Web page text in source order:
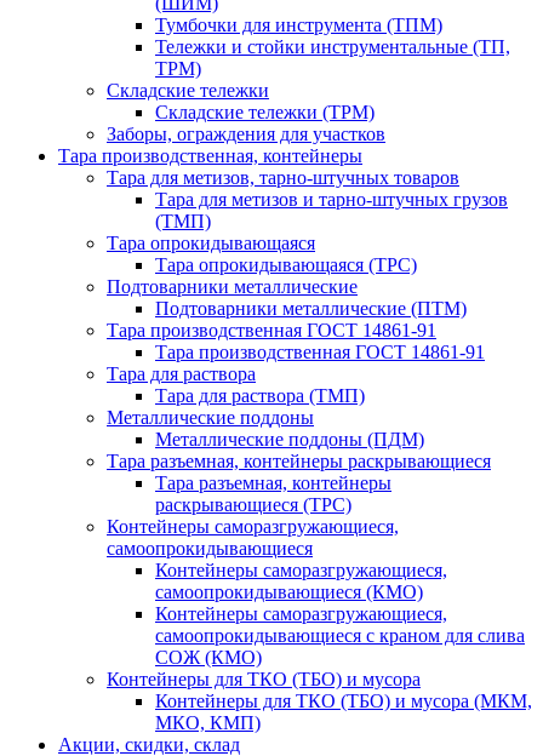
Тумбочки для инструмента (ТПМ)
Тележки и стойки инструментальные (ТП,
ТРМ)
Складские тележки
Складские тележки (ТРМ)
Заборы, ограждения для участков
Тара производственная, контейнеры
Тара для метизов, тарно-штучных товаров
Тара для метизов и тарно-штучных грузов
(ТМП)
Тара опрокидывающаяся
Тара опрокидывающаяся (ТРС)
Подтоварники металлические
Подтоварники металлические (ПТМ)
Тара производственная ГОСТ 14861-91
Тара производственная ГОСТ 14861-91
Тара для раствора
Тара для раствора (ТМП)
Металлические поддоны
Металлические поддоны (ПДМ)
Тара разъемная, контейнеры раскрывающиеся
Тара разъемная, контейнеры
раскрывающиеся (ТРС)
Контейнеры саморазгружающиеся,
самоопрокидывающиеся
Контейнеры саморазгружающиеся,
самоопрокидывающиеся (КМО)
Контейнеры саморазгружающиеся,
самоопрокидывающиеся с краном для слива
СОЖ (КМО)
Контейнеры для ТКО (ТБО) и мусора
Контейнеры для ТКО (ТБО) и мусора (МКМ,
МКО, КМП)
Акции, скидки, склад